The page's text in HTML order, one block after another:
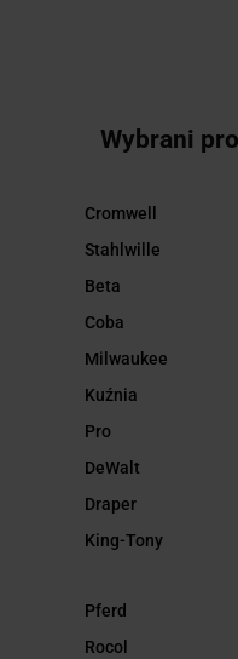
Wybrani
Cromwell
Stahlwille
Beta
Coba
Milwaukee
Kuźnia
Pro
DeWalt
Draper
King-Tony
Pferd
Rocol